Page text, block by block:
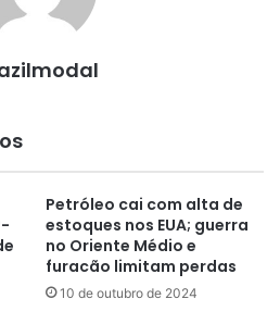
Petróleo cai com alta de
estoques nos EUA; guerra
no Oriente Médio e
furacão limitam perdas
10 de outubro de 2024